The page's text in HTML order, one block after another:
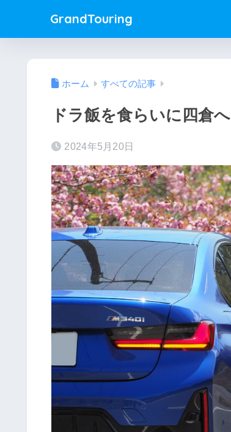
GrandTouring
ホーム すべての記事
ドラ飯を食らいに四倉へ
2024年5月20日